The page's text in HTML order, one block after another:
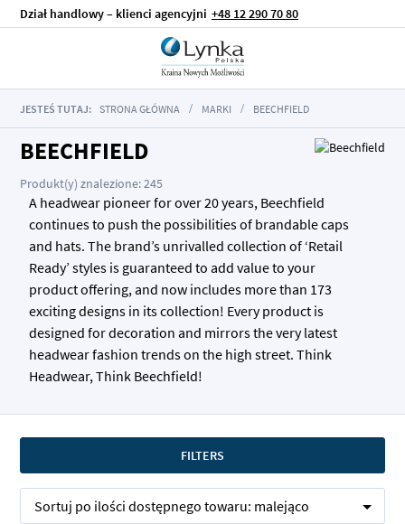
Dział handlowy – klienci agencyjni +48 12 290 70 80
JESTEŚ TUTAJ: STRONA GŁÓWNA MARKI BEECHFIELD
BEECHFIELD
Produkt(y) znalezione: 245
A headwear pioneer for over 20 years, Beechfield
continues to push the possibilities of brandable caps
and hats. The brand’s unrivalled collection of ‘Retail
Ready’ styles is guaranteed to add value to your
product offering, and now includes more than 173
exciting designs in its collection! Every product is
designed for decoration and mirrors the very latest
headwear fashion trends on the high street. Think
Headwear, Think Beechfield!
FILTERS
Sortuj po ilości dostępnego towaru: malejąco